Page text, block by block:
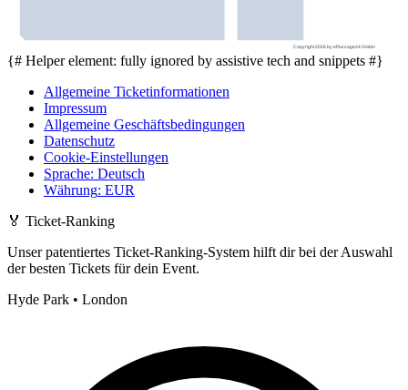
Copyright 2026 by ePassage24 GmbH
{# Helper element: fully ignored by assistive tech and snippets #}
Allgemeine Ticketinformationen
Impressum
Allgemeine Geschäftsbedingungen
Datenschutz
Cookie-Einstellungen
Sprache: Deutsch
Währung: EUR
🏅 Ticket-Ranking
Unser patentiertes Ticket-Ranking-System hilft dir bei der Auswahl
der besten Tickets für dein Event.
Hyde Park • London